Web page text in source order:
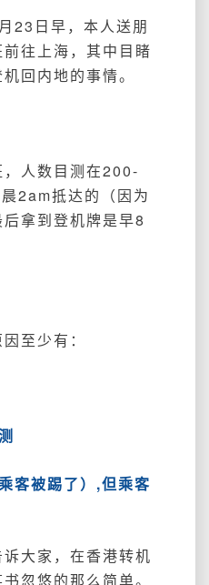
23日早，本人送朋
往上海，其中目睹
回内地的事情。
人数目测在200-
2am抵达的（因为
拿到登机牌是早8
至少有：
客被踢了）,但乘客
大家，在香港转机
忽悠的那么简单。